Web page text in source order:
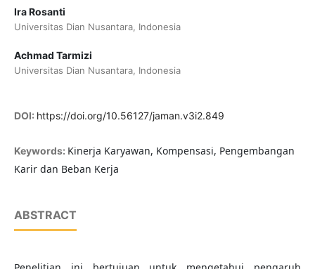
Ira Rosanti
Universitas Dian Nusantara, Indonesia
Achmad Tarmizi
Universitas Dian Nusantara, Indonesia
DOI: https://doi.org/10.56127/jaman.v3i2.849
Keywords: Kinerja Karyawan, Kompensasi, Pengembangan
Karir dan Beban Kerja
ABSTRACT